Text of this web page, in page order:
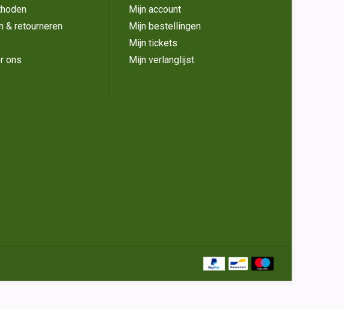
& retourneren
ons
Mijn account
Mijn bestellingen
Mijn tickets
Mijn verlanglijst